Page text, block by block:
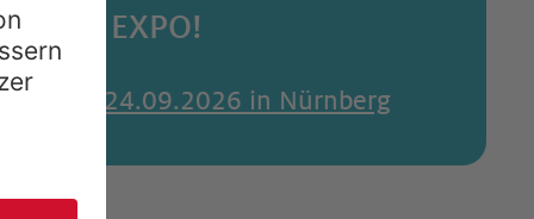
StB EXPO!
24.09.2026 in Nürnberg